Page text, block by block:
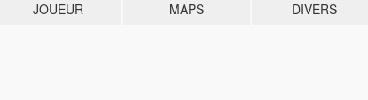
JOUEUR MAPS DIVERS